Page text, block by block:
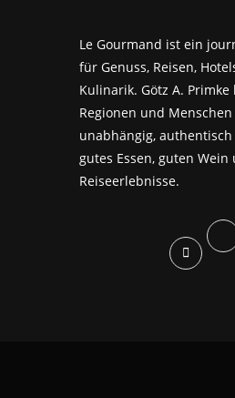
Le Gourmand ist ein
für Genuss, Reisen,
Kulinarik. Götz A.
Regionen und
unabhängig,
gutes Essen, guten
Reiseerlebnisse.